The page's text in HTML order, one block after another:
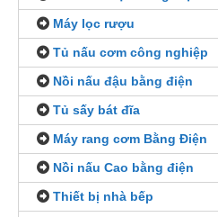
Máy lọc rượu
Tủ nấu cơm công nghiệp
Nồi nấu đậu bằng điện
Tủ sấy bát đĩa
Máy rang cơm Bằng Điện
Nồi nấu Cao bằng điện
Thiết bị nhà bếp